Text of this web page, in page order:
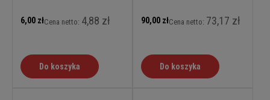
6,00 złCena netto: 4,88 zł
Do koszyka
90,00 złCena netto: 73,17 zł
Do koszyka